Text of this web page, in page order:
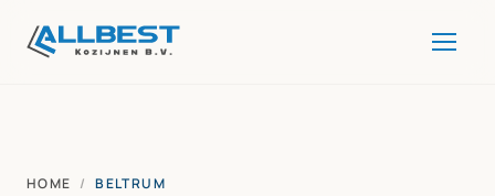
HOME / BELTRUM